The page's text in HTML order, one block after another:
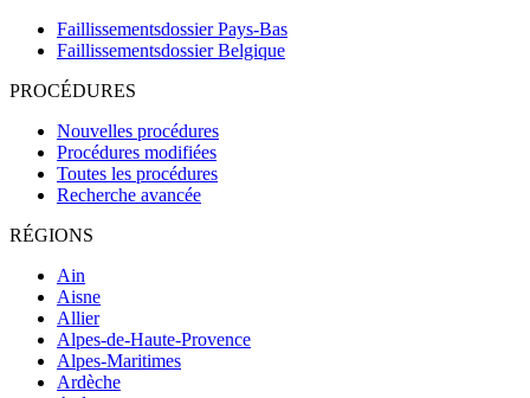
Faillissementsdossier Pays-Bas
Faillissementsdossier Belgique
PROCÉDURES
Nouvelles procédures
Procédures modifiées
Toutes les procédures
Recherche avancée
RÉGIONS
Ain
Aisne
Allier
Alpes-de-Haute-Provence
Alpes-Maritimes
Ardèche